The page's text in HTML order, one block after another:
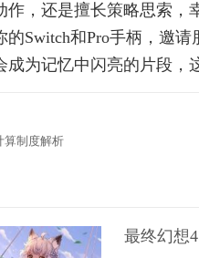
作，还是擅长策略思索，
的Switch和Pro手柄，邀
成为记忆中闪亮的片段，
算制度解析
最终幻想